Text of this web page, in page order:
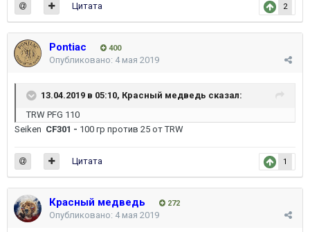
2
Цитата
Pontiac 400
Опубликовано: 4 мая 2019
13.04.2019 в 05:10, Красный медведь сказал:
TRW PFG 110
Seiken CF301 - 100 гр против 25 от TRW
1
Цитата
Красный медведь 272
Опубликовано: 4 мая 2019